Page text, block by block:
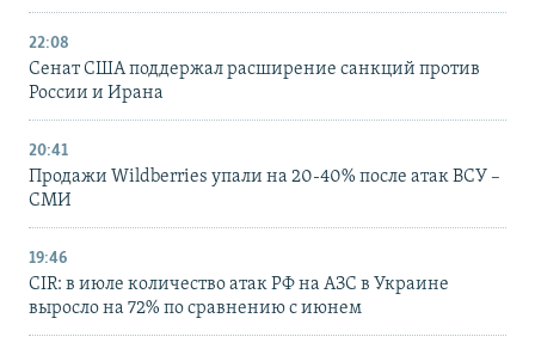
22:08
Сенат США поддержал расширение санкций против
России и Ирана
20:41
Продажи Wildberries упали на 20-40% после атак ВСУ –
СМИ
19:46
CIR: в июле количество атак РФ на АЗС в Украине
выросло на 72% по сравнению с июнем